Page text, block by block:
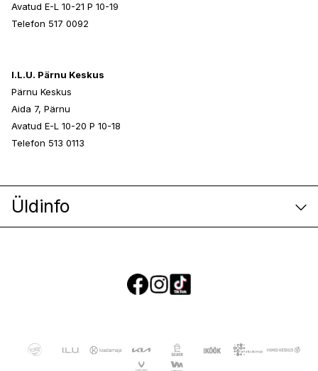
Avatud E-L 10-21 P 10-19
Telefon 517 0092
I.L.U. Pärnu Keskus
Pärnu Keskus
Aida 7, Pärnu
Avatud E-L 10-20 P 10-18
Telefon 513 0113
Üldinfo